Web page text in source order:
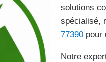
solutions
spécialisé,
77390pour
Notre